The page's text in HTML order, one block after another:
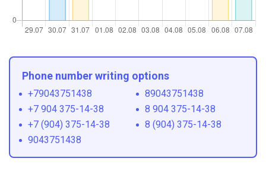
Phone number writing options
+79043751438
89043751438
+7 904 375-14-38
8 904 375-14-38
+7 (904) 375-14-38
8 (904) 375-14-38
9043751438